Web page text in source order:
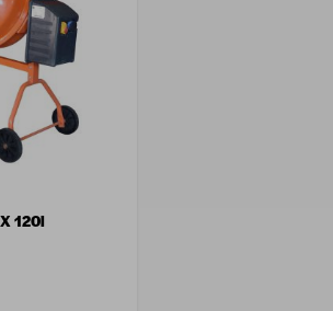
120l